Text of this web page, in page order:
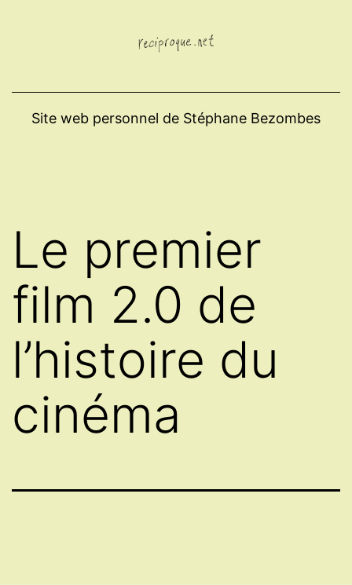
Site web personnel de Stéphane Bezombes
Le premier
film 2.0 de
l’histoire du
cinéma